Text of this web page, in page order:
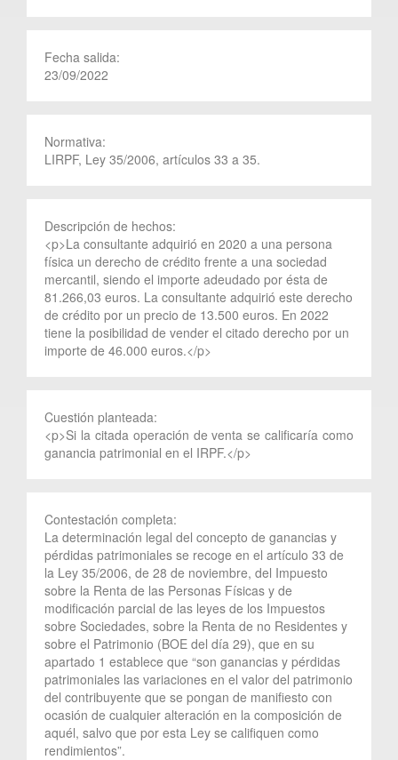
Fecha salida:
23/09/2022
Normativa:
LIRPF, Ley 35/2006, artículos 33 a 35.
Descripción de hechos:
<p>La consultante adquirió en 2020 a una persona
física un derecho de crédito frente a una sociedad
mercantil, siendo el importe adeudado por ésta de
81.266,03 euros. La consultante adquirió este derecho
de crédito por un precio de 13.500 euros. En 2022
tiene la posibilidad de vender el citado derecho por un
importe de 46.000 euros.</p>
Cuestión planteada:
<p>Si la citada operación de venta se calificaría como
ganancia patrimonial en el IRPF.</p>
Contestación completa:
La determinación legal del concepto de ganancias y
pérdidas patrimoniales se recoge en el artículo 33 de
la Ley 35/2006, de 28 de noviembre, del Impuesto
sobre la Renta de las Personas Físicas y de
modificación parcial de las leyes de los Impuestos
sobre Sociedades, sobre la Renta de no Residentes y
sobre el Patrimonio (BOE del día 29), que en su
apartado 1 establece que “son ganancias y pérdidas
patrimoniales las variaciones en el valor del patrimonio
del contribuyente que se pongan de manifiesto con
ocasión de cualquier alteración en la composición de
aquél, salvo que por esta Ley se califiquen como
rendimientos”.